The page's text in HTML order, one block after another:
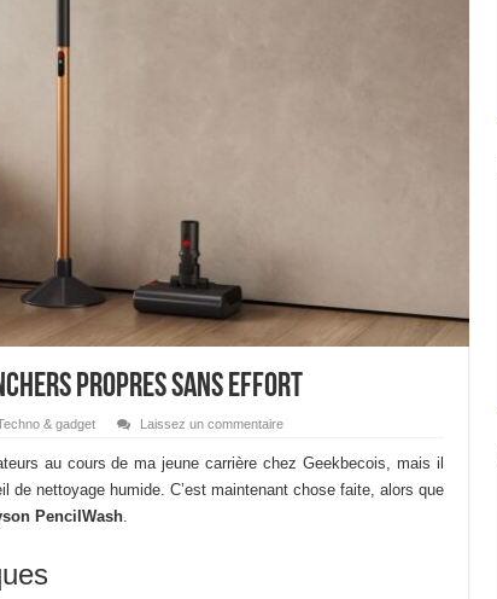
propres sans effort
& gadget Laissez un commentaire
au cours de ma jeune carrière chez Geekbecois, mais il
de nettoyage humide. C’est maintenant chose faite, alors que
PencilWash.